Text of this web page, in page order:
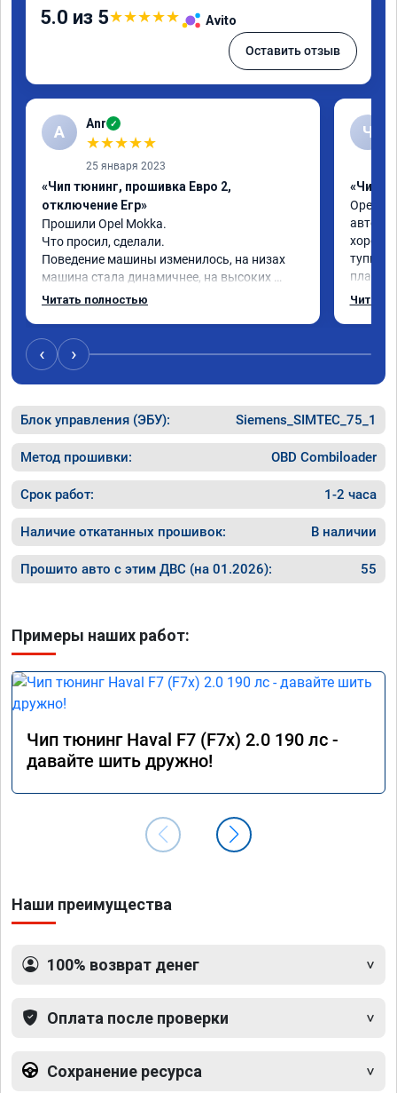
5.0 из 5★★★★★ Avito
Оставить отзыв
A Anr ✓
★★★★★
25 января 2023
«Чип тюнинг, прошивка Евро 2,
отключение Егр»
Прошили Opel Mokka.
Что просил, сделали.
Поведение машины изменилось, на низах
машина стала динамичнее, на высоких
оборотах прыткость подубавилась немного,
Пока привыкаю к машине.
Прошивкой доволен, рекомендую ребят!!!
Читать полностью
Ч
«Чип
Opel
тупит
Читать
‹ ›
Блок управления (ЭБУ): Siemens_SIMTEC_75_1
Метод прошивки: OBD Combiloader
Срок работ: 1-2 часа
Наличие откатанных прошивок: В наличии
Прошито авто с этим ДВС (на 01.2026): 55
Примеры наших работ:
Чип тюнинг Haval F7 (F7x) 2.0 190 лс -
давайте шить дружно!
Наши преимущества
100% возврат денег
Оплата после проверки
Сохранение ресурса